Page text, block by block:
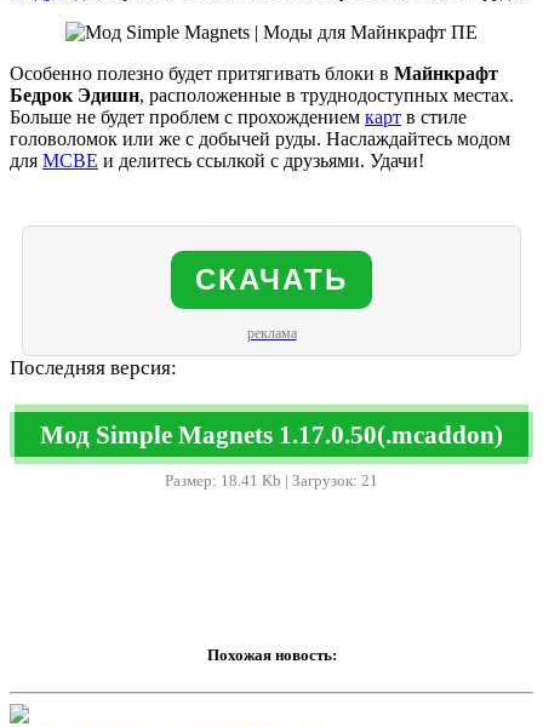
Особенно полезно будет притягивать блоки в Майнкрафт
Бедрок Эдишн, расположенные в труднодоступных местах.
Больше не будет проблем с прохождением карт в стиле
головоломок или же с добычей руды. Наслаждайтесь модом
для MCBE и делитесь ссылкой с друзьями. Удачи!
СКАЧАТЬ
реклама
Последняя версия:
Мод Simple Magnets 1.17.0.50(.mcaddon)
Размер: 18.41 Kb | Загрузок: 21
Похожая новость: